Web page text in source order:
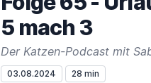
5 mach 3
Der Katzen-Podcast mit
03.08.2024 28 min